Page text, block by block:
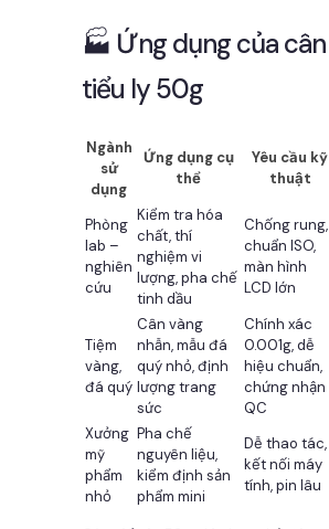
🏭 Ứng dụng của cân
tiểu ly 50g
Ngành
sử
dụng
Ứng dụng cụ
thể
Yêu cầu kỹ
thuật
Phòng
lab –
nghiên
cứu
Kiểm tra hóa
chất, thí
nghiệm vi
lượng, pha chế
tinh dầu
Chống rung,
chuẩn ISO,
màn hình
LCD lớn
Tiệm
vàng,
đá quý
Cân vàng
nhẫn, mẫu đá
quý nhỏ, định
lượng trang
sức
Chính xác
0.001g, dễ
hiệu chuẩn,
chứng nhận
QC
Xưởng
mỹ
phẩm
nhỏ
Pha chế
nguyên liệu,
kiểm định sản
phẩm mini
Dễ thao tác,
kết nối máy
tính, pin lâu